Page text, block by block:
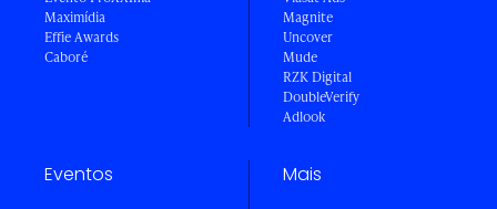
Maximídia
Effie Awards
Caboré
Magnite
Uncover
Mude
RZK Digital
DoubleVerify
Adlook
Eventos Mais